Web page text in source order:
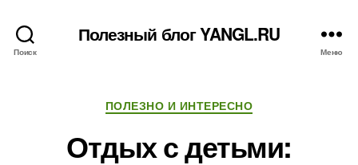
Поиск
Полезный блог YANGL.RU
Меню
Рубрики
ПОЛЕЗНО И ИНТЕРЕСНО
Отдых с детьми: